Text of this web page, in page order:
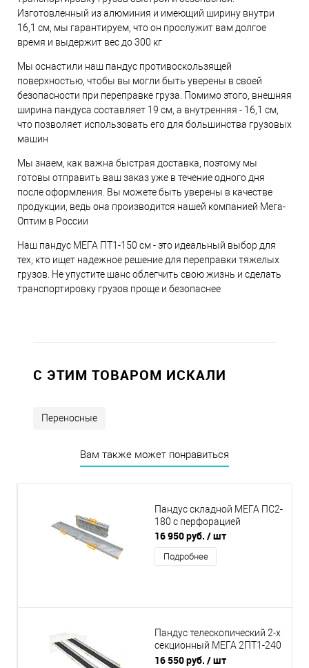
Изготовленный из алюминия и имеющий ширину внутри
16,1 см, мы гарантируем, что он прослужит вам долгое
время и выдержит вес до 300 кг
Мы оснастили наш пандус противоскользящей
поверхностью, чтобы вы могли быть уверены в своей
безопасности при переправке груза. Помимо этого, внешняя
ширина пандуса составляет 19 см, а внутренняя - 16,1 см,
что позволяет использовать его для большинства грузовых
машин
Мы знаем, как важна быстрая доставка, поэтому мы
готовы отправить ваш заказ уже в течение одного дня
после оформления. Вы можете быть уверены в качестве
продукции, ведь она производится нашей компанией Мега-
Оптим в России
Наш пандус МЕГА ПТ1-150 см - это идеальный выбор для
тех, кто ищет надежное решение для переправки тяжелых
грузов. Не упустите шанс облегчить свою жизнь и сделать
транспортировку грузов проще и безопаснее
C ЭТИМ ТОВАРОМ ИСКАЛИ
Переносные
Вам также может понравиться
Пандус складной МЕГА ПС2-
180 с перфорацией
16 950 руб. / шт
Подробнее
Пандус телескопический 2-х
секционный МЕГА 2ПТ1-240
см
16 550 руб. / шт